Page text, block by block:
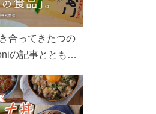
合ってきたつの
の記事とともに
こだわりまで。
るコンテンツを